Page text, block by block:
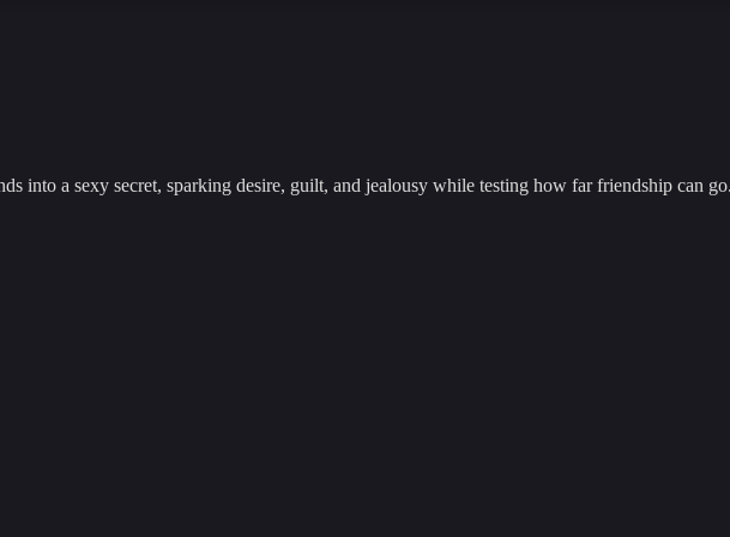
into a sexy secret, sparking desire, guilt, and jealousy while testing how far friendship can